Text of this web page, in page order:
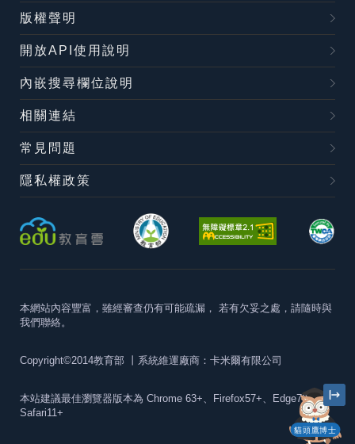
貓頭鷹博士
版權聲明
開放API使用說明
內嵌搜尋欄位說明
相關連結
常見問題
隱私權政策
本網站內容豐富，雖經審查仍有可能疏漏， 若有欠妥之處，請隨時與
我們聯絡。
Copyright©2014教育部 丨系統維運廠商：卡米爾有限公司
本站建議最佳瀏覽器版本為 Chrome 63+、Firefox57+、Edge79+及
Safari11+